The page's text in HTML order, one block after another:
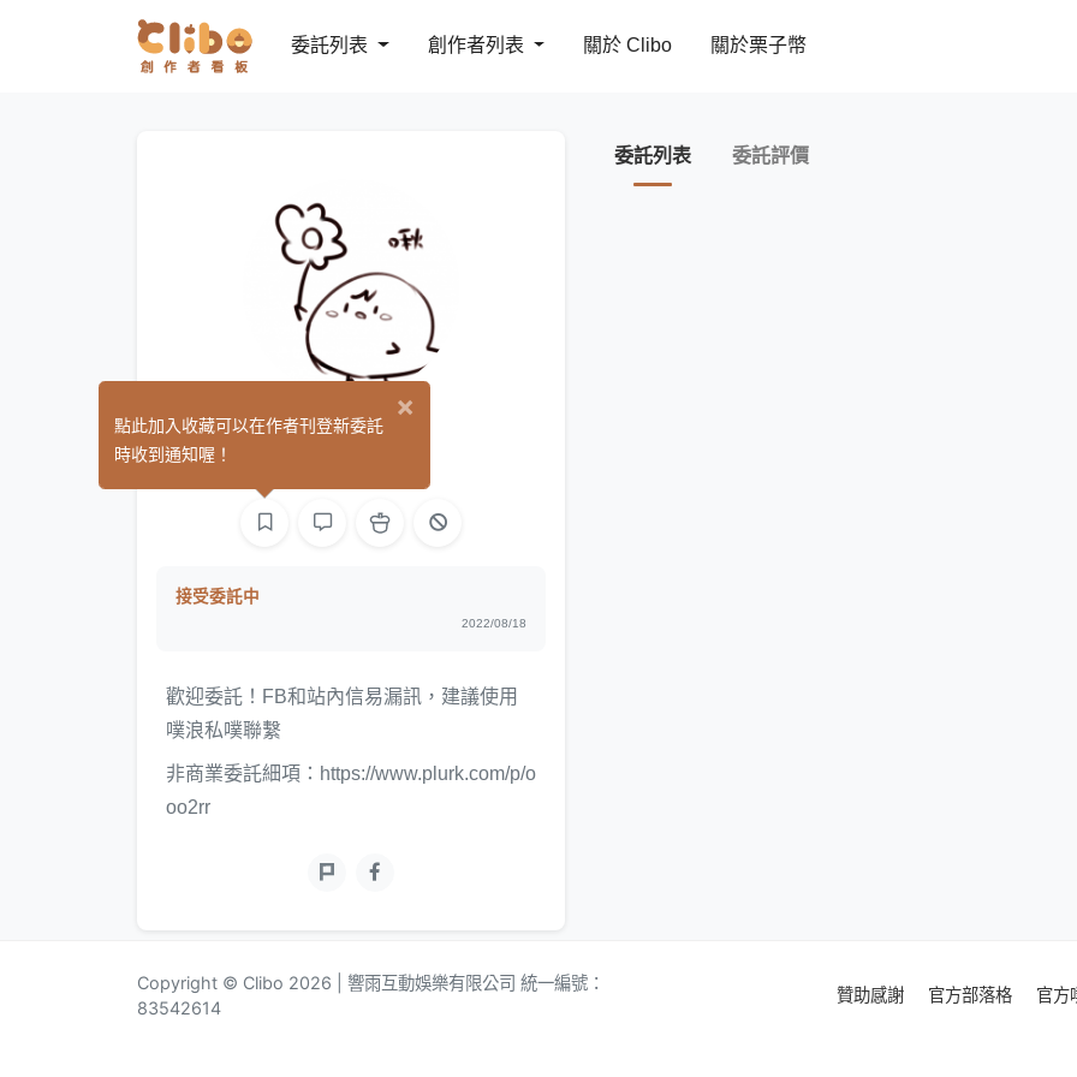
委託列表 創作者列表 關於 Clibo 關於栗子幣
霂音 (0)
接受委託中
2022/08/18
歡迎委託！FB和站內信易漏訊，建議使用
噗浪私噗聯繫
非商業委託細項：https://www.plurk.com/p/o
oo2rr
委託列表 委託評價
Copyright © Clibo 2026 | 響雨互動娛樂有限公司 統一編號：
83542614
贊助感謝 官方部落格 官方
×
點此加入收藏可以在作者刊登新委託
時收到通知喔！